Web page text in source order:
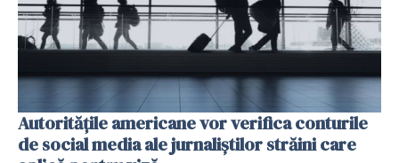
Autorităţile americane vor verifica conturile
de social media ale jurnaliştilor străini care